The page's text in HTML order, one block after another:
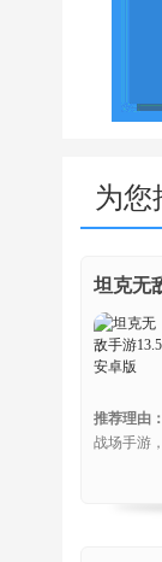
为您
坦克无
推荐理由：
战场手游